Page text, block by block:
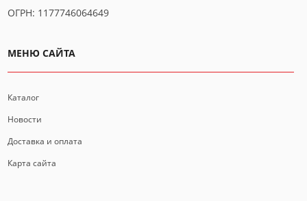
ОГРН: 1177746064649
МЕНЮ САЙТА
Каталог
Новости
Доставка и оплата
Карта сайта